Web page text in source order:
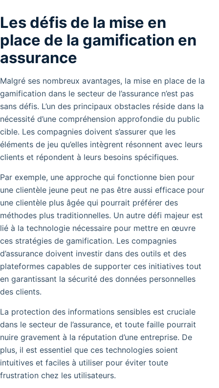
Les défis de la mise en
place de la gamification en
assurance
Malgré ses nombreux avantages, la mise en place de la
gamification dans le secteur de l’assurance n’est pas
sans défis. L’un des principaux obstacles réside dans la
nécessité d’une compréhension approfondie du public
cible. Les compagnies doivent s’assurer que les
éléments de jeu qu’elles intègrent résonnent avec leurs
clients et répondent à leurs besoins spécifiques.
Par exemple, une approche qui fonctionne bien pour
une clientèle jeune peut ne pas être aussi efficace pour
une clientèle plus âgée qui pourrait préférer des
méthodes plus traditionnelles. Un autre défi majeur est
lié à la technologie nécessaire pour mettre en œuvre
ces stratégies de gamification. Les compagnies
d’assurance doivent investir dans des outils et des
plateformes capables de supporter ces initiatives tout
en garantissant la sécurité des données personnelles
des clients.
La protection des informations sensibles est cruciale
dans le secteur de l’assurance, et toute faille pourrait
nuire gravement à la réputation d’une entreprise. De
plus, il est essentiel que ces technologies soient
intuitives et faciles à utiliser pour éviter toute
frustration chez les utilisateurs.